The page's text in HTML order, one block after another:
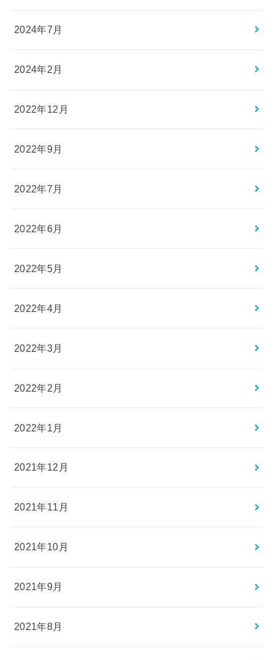
2024年7月
2024年2月
2022年12月
2022年9月
2022年7月
2022年6月
2022年5月
2022年4月
2022年3月
2022年2月
2022年1月
2021年12月
2021年11月
2021年10月
2021年9月
2021年8月